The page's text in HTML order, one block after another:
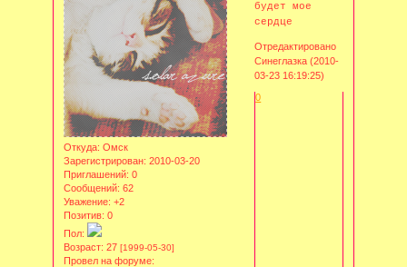
Откуда: Омск
Зарегистрирован: 2010-03-20
Приглашений: 0
Сообщений: 62
Уважение: +2
Позитив: 0
Пол:
Возраст: 27[1999-05-30]
Провел на форуме:
будет мое
сердце
Отредактировано
Синеглазка (2010-
03-23 16:19:25)
0